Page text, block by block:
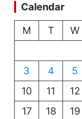
Calendar
M T W
3
4 5
10
11 12
17
18 19